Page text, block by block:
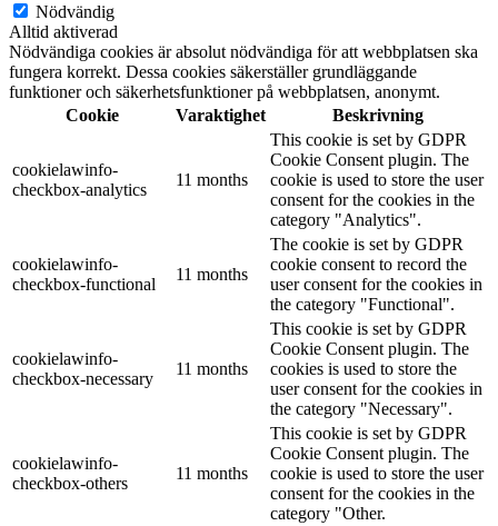
Nödvändig
Alltid aktiverad
Nödvändiga cookies är absolut nödvändiga för att webbplatsen ska
fungera korrekt. Dessa cookies säkerställer grundläggande
funktioner och säkerhetsfunktioner på webbplatsen, anonymt.
Cookie
Varaktighet Beskrivning
cookielawinfo-
checkbox-analytics
11 months
This cookie is set by GDPR
Cookie Consent plugin. The
cookie is used to store the user
consent for the cookies in the
category "Analytics".
cookielawinfo-
checkbox-functional
11 months
The cookie is set by GDPR
cookie consent to record the
user consent for the cookies in
the category "Functional".
cookielawinfo-
checkbox-necessary
11 months
This cookie is set by GDPR
Cookie Consent plugin. The
cookies is used to store the
user consent for the cookies in
the category "Necessary".
cookielawinfo-
checkbox-others
11 months
This cookie is set by GDPR
Cookie Consent plugin. The
cookie is used to store the user
consent for the cookies in the
category "Other.